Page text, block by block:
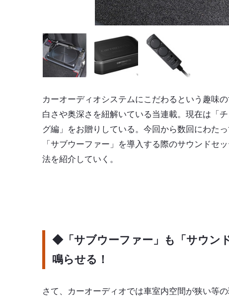
カーオーディオシステムにこだわるという趣味
白さや奥深さを紐解いている当連載。現在は「
グ編 」をお贈りしている。今回から数回にわたっ
「サブウーファー 」を導入する際のサウンドセ
法を紹介していく。
◆「サブウーファー」も「サウン
鳴らせる！
さて、カーオーディオでは車室内空間が狭い等